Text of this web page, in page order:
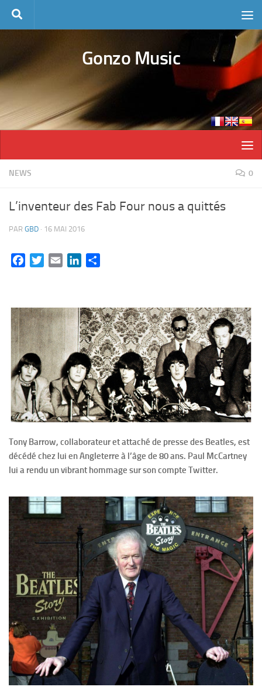
Skip to content
Gonzo Music
NEWS 0
L’inventeur des Fab Four nous a quittés
PAR GBD · 16 MAI 2016
FacebookTwitterEmail LinkedIn
Tony Barrow, collaborateur et attaché de presse des Beatles, est
décédé chez lui en Angleterre à l’âge de 80 ans. Paul McCartney
lui a rendu un vibrant hommage sur son compte Twitter.